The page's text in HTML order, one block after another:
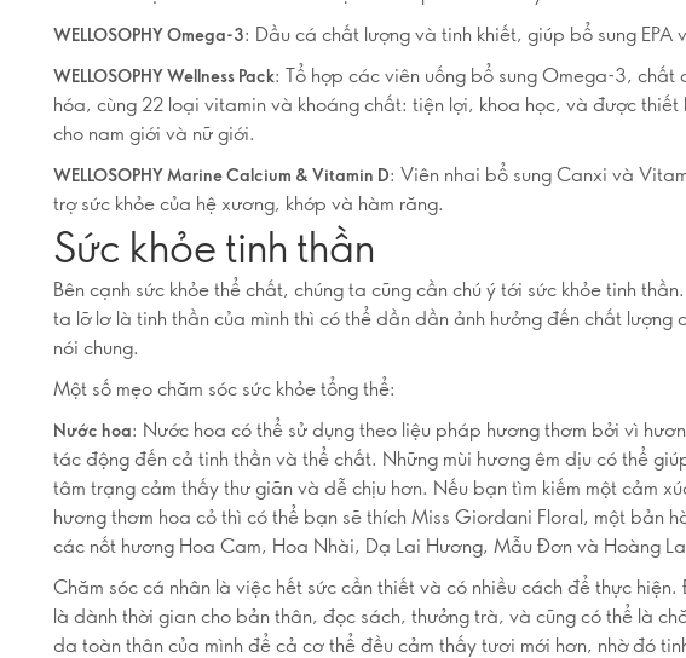
WELLOSOPHY Omega-3: Dầu cá chất lượng và tinh khiết, giúp bổ sung EPA
WELLOSOPHY Wellness Pack: Tổ hợp các viên uống bổ sung Omega-3, chất
hóa, cùng 22 loại vitamin và khoáng chất: tiện lợi, khoa học, và được thiết
cho nam giới và nữ giới.
WELLOSOPHY Marine Calcium & Vitamin D: Viên nhai bổ sung Canxi và
trợ sức khỏe của hệ xương, khớp và hàm răng.
Sức khỏe tinh thần
Bên cạnh sức khỏe thể chất, chúng ta cũng cần chú ý tới sức khỏe tinh
ta lỡ lơ là tinh thần của mình thì có thể dần dần ảnh hưởng đến chất lượng
nói chung.
Một số mẹo chăm sóc sức khỏe tổng thể:
Nước hoa: Nước hoa có thể sử dụng theo liệu pháp hương thơm bởi vì
tác động đến cả tinh thần và thể chất. Những mùi hương êm dịu có thể
tâm trạng cảm thấy thư giãn và dễ chịu hơn. Nếu bạn tìm kiếm một cảm
hương thơm hoa cỏ thì có thể bạn sẽ thích Miss Giordani Floral, một bản
các nốt hương Hoa Cam, Hoa Nhài, Dạ Lai Hương, Mẫu Đơn và Hoàng
Chăm sóc cá nhân là việc hết sức cần thiết và có nhiều cách để thực hiện.
là dành thời gian cho bản thân, đọc sách, thưởng trà, và cũng có thể là
da toàn thân của mình để cả cơ thể đều cảm thấy tươi mới hơn, nhờ đó